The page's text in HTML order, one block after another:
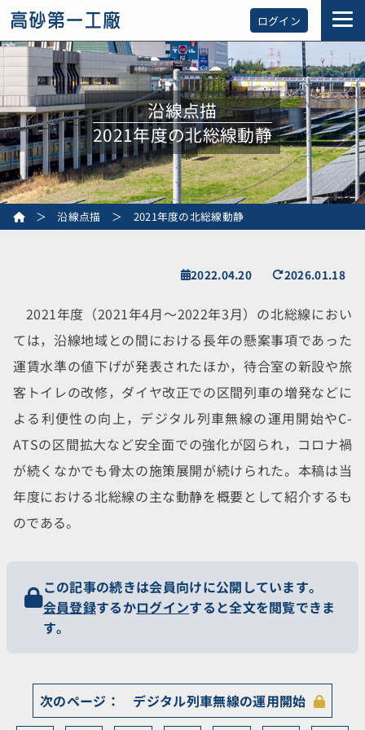
ログイン
沿線点描
2021年度の北総線動静
＞沿線点描 ＞ 2021年度の北総線動静
2022.04.20 2026.01.18
2021年度（2021年4月～2022年3月）の北総線におい
ては，沿線地域との間における長年の懸案事項であった
運賃水準の値下げが発表されたほか，待合室の新設や旅
客トイレの改修，ダイヤ改正での区間列車の増発などに
よる利便性の向上，デジタル列車無線の運用開始やC-
ATSの区間拡大など安全面での強化が図られ，コロナ禍
が続くなかでも骨太の施策展開が続けられた。本稿は当
年度における北総線の主な動静を概要として紹介するも
のである。
この記事の続きは会員向けに公開しています。
会員登録するかログインすると全文を閲覧できま
す。
デジタル列車無線の運用開始